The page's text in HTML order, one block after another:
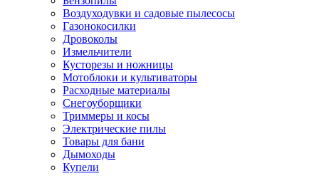
Воздуходувки и садовые пылесосы
Газонокосилки
Дровоколы
Измельчители
Кусторезы и ножницы
Мотоблоки и культиваторы
Расходные материалы
Снегоуборщики
Триммеры и косы
Электрические пилы
Товары для бани
Дымоходы
Купели